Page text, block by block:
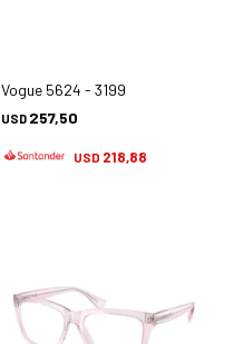
Vogue 5624 - 3199
USD 257,50
USD 218,88